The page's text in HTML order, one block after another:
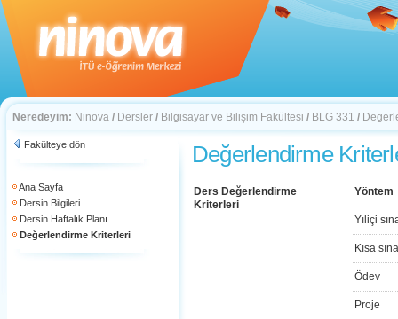
Neredeyim: Ninova / Dersler / Bilgisayar ve Bilişim Fakültesi / BLG 331 /
Fakülteye dön
Ana Sayfa
Dersin Bilgileri
Dersin Haftalık Planı
Değerlendirme Kriterleri
Değerlendirme
Ders Değerlendirme
Kriterleri
Yöntem
Yıliçi
Kısa
Ödev
Proje